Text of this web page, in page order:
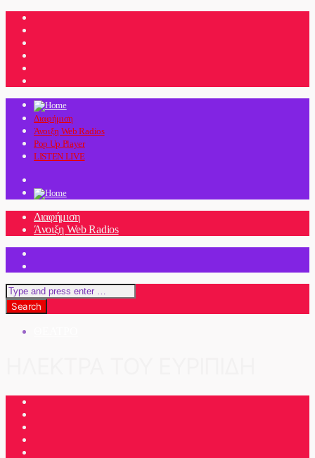
Διαφήμιση
Άνοιξη Web Radios
Pop Up Player
LISTEN LIVE
Διαφήμιση
Άνοιξη Web Radios